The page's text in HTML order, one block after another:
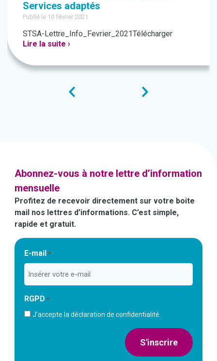
Services adaptés
Publié le 10 février 2021
STSA-Lettre_Info_Fevrier_2021Télécharger
Lire la suite ›
Abonnez-vous à notre lettre d’information
mensuelle
Profitez de recevoir directement sur votre boite
mail nos lettres d’informations. C’est simple,
rapide et gratuit.
E-mail *
RGPD *
J’accepte la déclaration de confidentialité.
S'inscrire